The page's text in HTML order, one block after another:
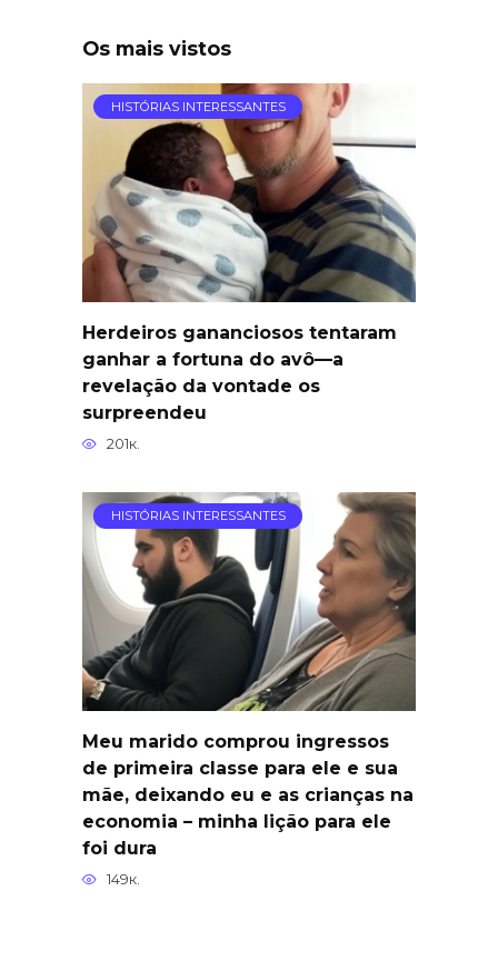
Os mais vistos
HISTÓRIAS INTERESSANTES
Herdeiros gananciosos tentaram
ganhar a fortuna do avô—a
revelação da vontade os
surpreendeu
201к.
HISTÓRIAS INTERESSANTES
Meu marido comprou ingressos
de primeira classe para ele e sua
mãe, deixando eu e as crianças na
economia – minha lição para ele
foi dura
149к.